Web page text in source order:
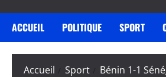
ACCUEIL POLITIQUE SPORT
Accueil Sport
Bénin 1-1